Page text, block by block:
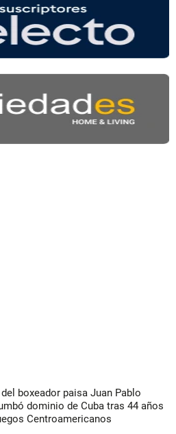
boxeador paisa Juan Pablo
dominio de Cuba tras 44 años
Centroamericanos